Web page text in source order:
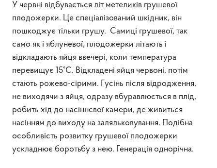
У червні відбувається літ метеликів грушевої
плодожерки. Це спеціалізований шкідник, він
пошкоджує тільки грушу. Самиці грушевої, так
само як і яблуневої, плодожерки літають і
відкладають яйця ввечері, коли температура
перевищує 15°С. Відкладені яйця червоні, потім
стають рожево-сірими. Гусінь після відродження,
не виходячи з яйця, одразу вбуравлюється в плід,
робить хід до насіннєвої камери, де живиться
насінням до виходу на заляльковування. Подібна
особливість розвитку грушевої плодожерки
ускладнює боротьбу з нею. Генерація однорічна.